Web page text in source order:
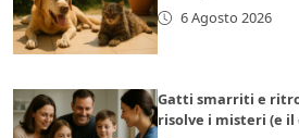
6 Agosto 2026
Gatti smarriti e
risolve i misteri (e il